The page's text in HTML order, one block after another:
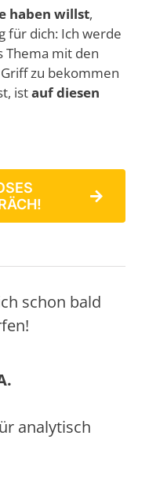
haben willst,
für dich: Ich werde
Thema mit den
zu bekommen
istauf diesen
schon bald
analytisch